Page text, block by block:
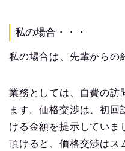
私の場合・・・
私の場合は、先輩からの
業務としては、自費の訪
ます。価格交渉は、初回
ける金額を提示していま
頂けると、価格交渉はス